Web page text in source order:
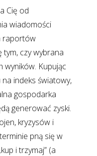
Cię od
wiadomości
raportów
czy wybrana
wyników. Kupując
na indeks światowy,
gospodarka
generować zyski.
kryzysów i
pną się w
i trzymaj” (a